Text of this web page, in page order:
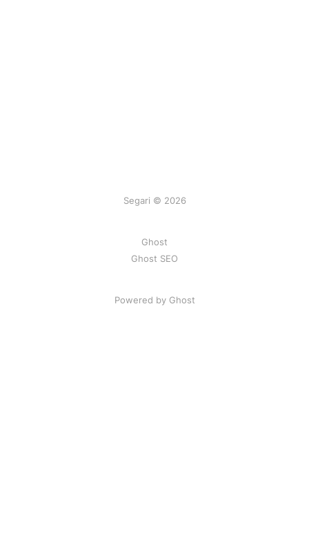
Segari © 2026
Ghost
Ghost SEO
Powered by Ghost